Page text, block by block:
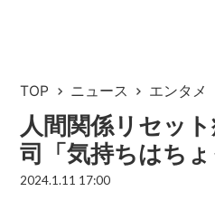
TOP ニュース エンタメ
人間関係リセッ
司「気持ちはちょ
2024.1.11 17:00